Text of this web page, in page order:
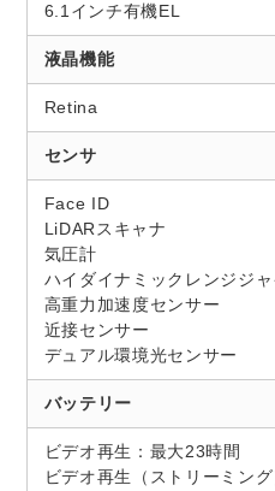
6.1インチ有機EL
液晶機能
Retina
センサ
Face ID
LiDARスキャナ
気圧計
ハイダイナミックレンジジャ
高重力加速度センサー
近接センサー
デュアル環境光センサー
バッテリー
ビデオ再生：最大23時間
ビデオ再生（ストリーミン